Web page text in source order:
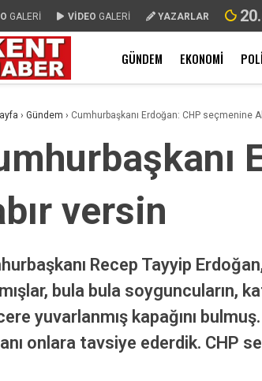
GALERİ VİDEO GALERİ YAZARLAR
GÜNDEM EKONOMI
› Gündem › Cumhurbaşkanı Erdoğan: CHP seçmenine
versin
Recep Tayyip
bula bula soyguncuların,
yuvarlanmış kapağını
onlara tavsiye ederdik. CHP